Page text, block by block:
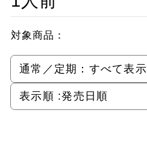
対象商品：
通常／定期： すべて表示
表示順 :発売日順